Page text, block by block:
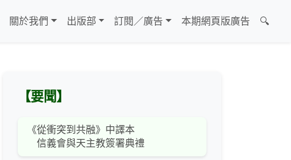
關於我們 出版部 訂閱／廣告 本期網頁版廣告 🔍
【要聞】
《從衝突到共融》中譯本
信義會與天主教簽署典禮